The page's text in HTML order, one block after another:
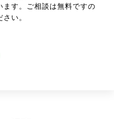
ます。ご相談は無料ですの
い。